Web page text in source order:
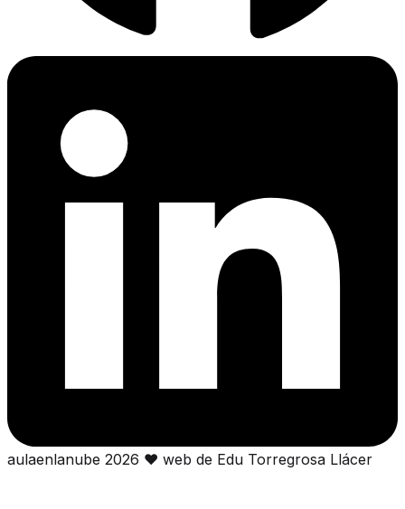
aulaenlanube 2026 ❤ web de Edu Torregrosa Llácer